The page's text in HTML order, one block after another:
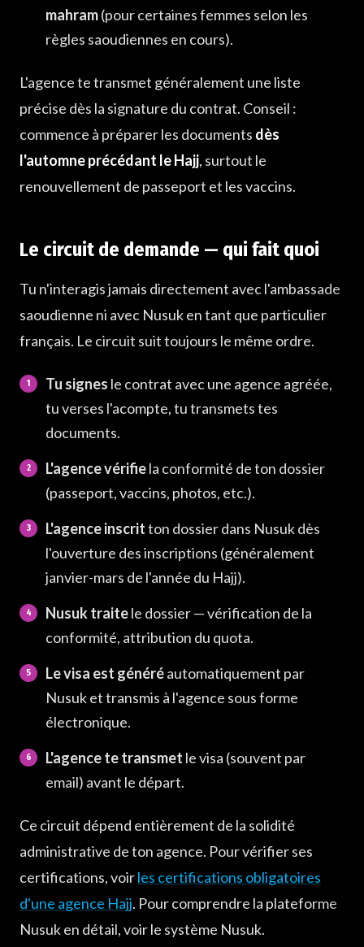
mahram(pour certaines femmes selon les
règles saoudiennes en cours).
L'agence te transmet généralement une liste
précise dès la signature du contrat. Conseil :
commence à préparer les documents dès
l'automne précédant le Hajj, surtout le
renouvellement de passeport et les vaccins.
Le circuit de demande — qui fait quoi
Tu n'interagis jamais directement avec l'ambassade
saoudienne ni avec Nusuk en tant que particulier
français. Le circuit suit toujours le même ordre.
Tu signes le contrat avec une agence agréée,
tu verses l'acompte, tu transmets tes
documents.
L'agence vérifiela conformité de ton dossier
(passeport, vaccins, photos, etc.).
L'agence inscritton dossier dans Nusuk dès
l'ouverture des inscriptions (généralement
janvier-mars de l'année du Hajj).
Nusuk traitele dossier — vérification de la
conformité, attribution du quota.
Le visa est généréautomatiquement par
Nusuk et transmis à l'agence sous forme
électronique.
L'agence te transmet le visa (souvent par
email) avant le départ.
Ce circuit dépend entièrement de la solidité
administrative de ton agence. Pour vérifier ses
certifications, voirles certifications obligatoires
d'une agence Hajj. Pour comprendre la plateforme
Nusuk en détail, voir le système Nusuk.